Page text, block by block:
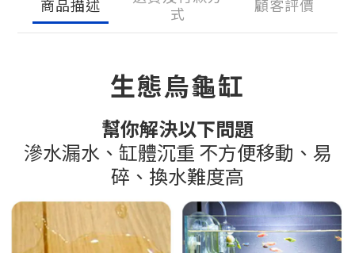
商品描述
式
顧客評價
生態烏龜缸
幫你解決以下問題
滲水漏水、缸體沉重 不方便移動、易
碎、換水難度高